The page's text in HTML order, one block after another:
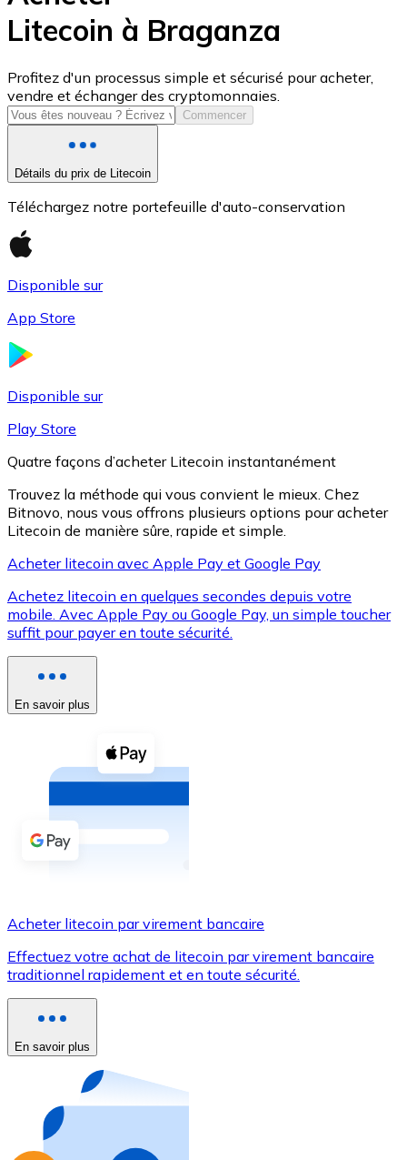
USD Coin
USDC
XRP
XRP
Voir toutes
Coupons crypto
Achetez des cryptomonnaies en espèces et d'autres
Acheter avec espèces
Virement SEPA
Utilisez les cartes Visa et Mastercard pour acheter
Acheter avec carte
Nouveau
Achetez des cartes-cadeaux de vos marques
Aller à la boutique de cartes-cadeaux
Litecoin à Braganza
Profitez d'un processus simple et sécurisé pour acheter,
vendre et échanger des cryptomonnaies.
Commencer
Détails du prix de Litecoin
Téléchargez notre portefeuille d'auto-conservation
Disponible sur
App Store
Disponible sur
Play Store
Quatre façons d’acheter Litecoin instantanément
Trouvez la méthode qui vous convient le mieux. Chez
Bitnovo, nous vous offrons plusieurs options pour acheter
Litecoin de manière sûre, rapide et simple.
Acheter litecoin avec Apple Pay et Google Pay
Achetez litecoin en quelques secondes depuis votre
mobile. Avec Apple Pay ou Google Pay, un simple toucher
suffit pour payer en toute sécurité.
En savoir plus
Acheter litecoin par virement bancaire
Effectuez votre achat de litecoin par virement bancaire
traditionnel rapidement et en toute sécurité.
En savoir plus